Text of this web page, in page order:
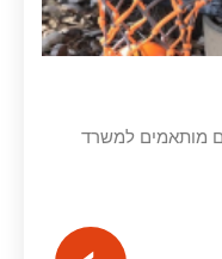
מותאמים למשרד